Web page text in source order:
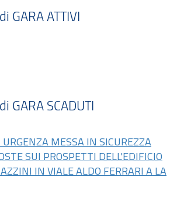
GARA ATTIVI
GARA SCADUTI
MESSA IN SICUREZZA
SUI PROSPETTI DELL'EDIFICIO
IN VIALE ALDO FERRARI A LA